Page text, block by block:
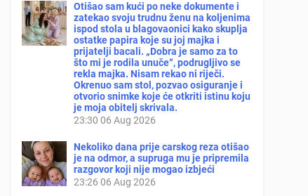
Otišao sam kući po neke dokumente i
zatekao svoju trudnu ženu na koljenima
ispod stola u blagovaonici kako skuplja
ostatke papira koje su joj majka i
prijatelji bacali. „Dobra je samo za to
što mi je rodila unuče“, podrugljivo se
rekla majka. Nisam rekao ni riječi.
Okrenuo sam stol, pozvao osiguranje i
otvorio snimke koje će otkriti istinu koju
je moja obitelj skrivala.
23:30 06 Aug 2026
Nekoliko dana prije carskog reza otišao
je na odmor, a supruga mu je pripremila
razgovor koji nije mogao izbjeći
23:26 06 Aug 2026